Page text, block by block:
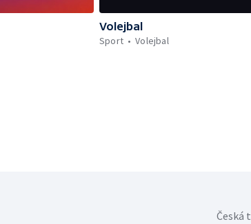
Volejbal
Sport
Volejbal
Česká